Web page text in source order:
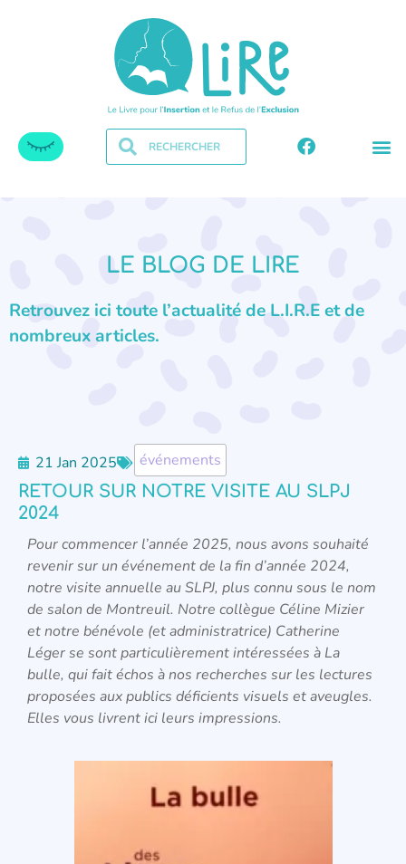
LE BLOG DE LIRE
Retrouvez ici toute l’actualité de L.I.R.E et de
nombreux articles.
21 Jan 2025 événements
RETOUR SUR NOTRE VISITE AU SLPJ
2024
Pour commencer l’année 2025, nous avons souhaité
revenir sur un événement de la fin d’année 2024,
notre visite annuelle au SLPJ, plus connu sous le nom
de salon de Montreuil. Notre collègue Céline Mizier
et notre bénévole (et administratrice) Catherine
Léger se sont particulièrement intéressées à La
bulle, qui fait échos à nos recherches sur les lectures
proposées aux publics déficients visuels et aveugles.
Elles vous livrent ici leurs impressions.